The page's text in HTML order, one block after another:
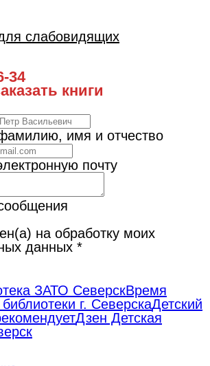
слабовидящих
34
книги
имя и отчество
почту
на обработку моих
данных *
ЗАТО СеверскВремя
г. СеверскаДетский
Дзен Детская